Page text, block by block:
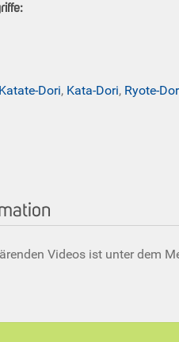
Dori, Kata-Dori, Ryote-
Videos ist unter dem